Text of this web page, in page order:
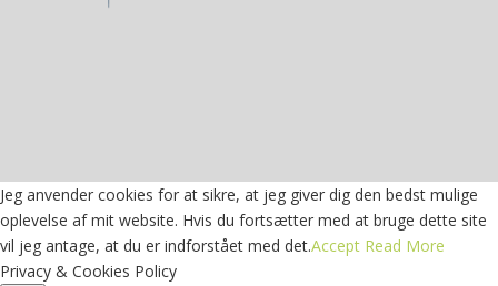
Jeg anvender cookies for at sikre, at jeg giver dig den bedst mulige
oplevelse af mit website. Hvis du fortsætter med at bruge dette site
vil jeg antage, at du er indforstået med det.Accept Read More
Privacy & Cookies Policy